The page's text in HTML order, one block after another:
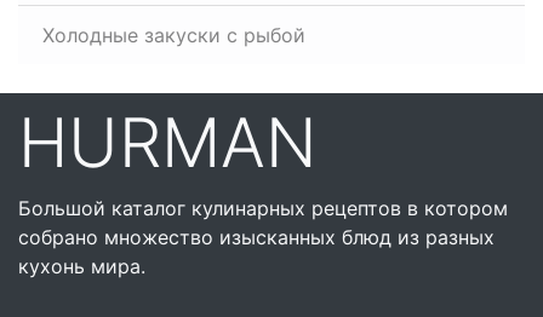
Холодные закуски с рыбой
HURMAN
Большой каталог кулинарных рецептов в котором
собрано множество изысканных блюд из разных
кухонь мира.